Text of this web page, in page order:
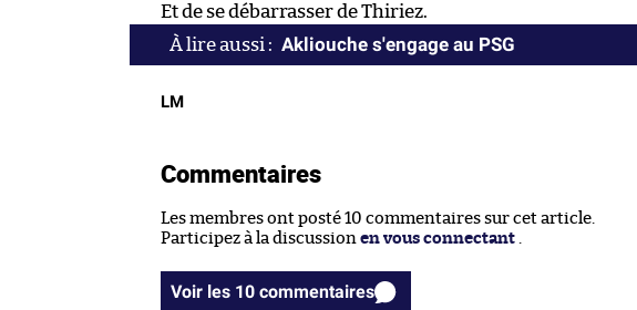
Et de se débarrasser de Thiriez.
Akliouche s'engage au PSG
LM
Commentaires
Les membres ont posté 10 commentaires sur cet article.
Participez à la discussion en vous connectant
Voir les 10 commentaires